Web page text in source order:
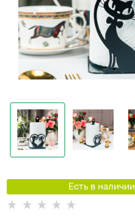
Есть в наличии